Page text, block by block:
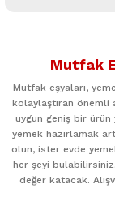
kullanarak
Ürün resmi
Ürün
Ürün fiyatı
Mutfak
Mutfak eşyaları,
kolaylaştıran önemli
uygun geniş bir
yemek hazırlamak
olun, ister evde
her şeyi bulabilirsiniz.
değer katacak.